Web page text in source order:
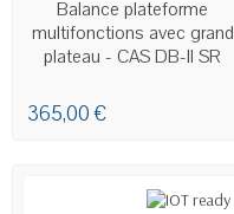
24H00 À 48H00
Balance plateforme
multifonctions avec grand
plateau - CAS DB-II SR
365,00 €